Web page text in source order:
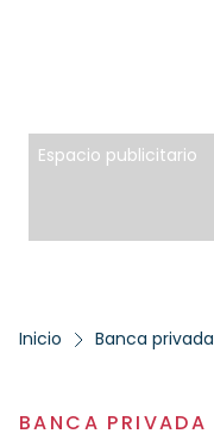
Espacio publicitario
Inicio Banca privada
BANCA PRIVADA